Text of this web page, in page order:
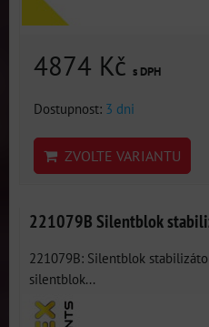
4874 Kč s DPH
Dostupnost: 3 dni
ZVOLTE VARIANTU
221079B Silentblok
221079B: Silentblok
silentblok...